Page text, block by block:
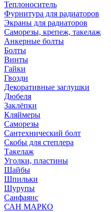
Теплоноситель
Фурнитура для радиаторов
Экраны для радиаторов
Саморезы, крепеж, такелаж
Анкерные болты
Болты
Винты
Гайки
Гвозди
Декоративные заглушки
Дюбеля
Заклёпки
Кляймеры
Саморезы
Сантехнический болт
Скобы для степлера
Такелаж
Уголки, пластины
Шайбы
Шпильки
Шурупы
Санфаянс
САН МАРКО